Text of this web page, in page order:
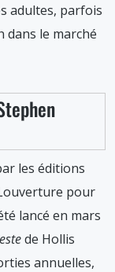
adultes, parfois
dans le marché
les éditions
pour
lancé en mars
de Hollis
annuelles,